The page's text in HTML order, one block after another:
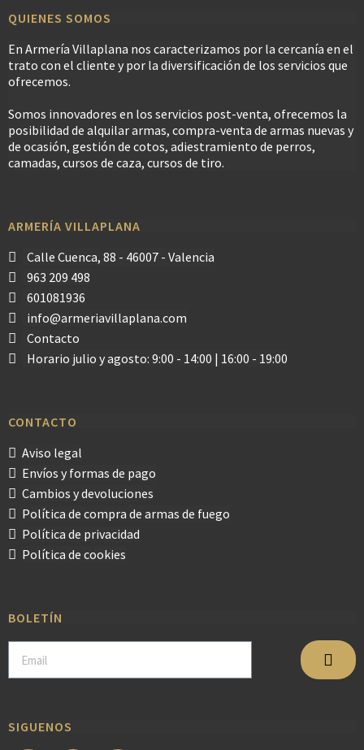
QUIENES SOMOS
En Armería Villaplana nos caracterizamos por la cercanía en el
trato con el cliente y por la diversificación de los servicios que
ofrecemos.
Somos innovadores en los servicios post-venta, ofrecemos la
posibilidad de alquilar armas, compra-venta de armas nuevas y
de ocasión, gestión de cotos, adiestramiento de perros,
camadas, cursos de caza, cursos de tiro.
ARMERÍA VILLAPLANA
Calle Cuenca, 88 - 46007 - Valencia
963 209 498
601081936
info@armeriavillaplana.com
Contacto
Horario julio y agosto: 9:00 - 14:00 | 16:00 - 19:00
CONTACTO
Aviso legal
Envíos y formas de pago
Cambios y devoluciones
Política de compra de armas de fuego
Política de privacidad
Política de cookies
BOLETÍN
SIGUENOS